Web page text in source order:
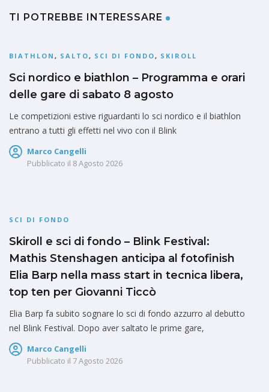
TI POTREBBE INTERESSARE
BIATHLON , SALTO, SCI DI FONDO, SKIROLL
Sci nordico e biathlon – Programma e orari
delle gare di sabato 8 agosto
Le competizioni estive riguardanti lo sci nordico e il biathlon
entrano a tutti gli effetti nel vivo con il Blink
Marco Cangelli
Pubblicato il 8 Agosto 2026
SCI DI FONDO
Skiroll e sci di fondo – Blink Festival:
Mathis Stenshagen anticipa al fotofinish
Elia Barp nella mass start in tecnica libera,
top ten per Giovanni Ticcò
Elia Barp fa subito sognare lo sci di fondo azzurro al debutto
nel Blink Festival. Dopo aver saltato le prime gare,
Marco Cangelli
Pubblicato il 7 Agosto 2026